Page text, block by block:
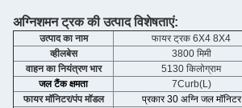
अग्निशमन ट्रक की उत्पाद विशेषताएं:
उत्पाद का नाम
फायर ट्रक 6X4 8X4
व्हीलबेस
3800 मिमी
वाहन का नियंत्रण भार
5130 किलोग्राम
जल टैंक क्षमता
7Curb(L)
फायर मॉनिटर/पंप मॉडल
प्रकार 30 अग्नि जल मॉनिटर